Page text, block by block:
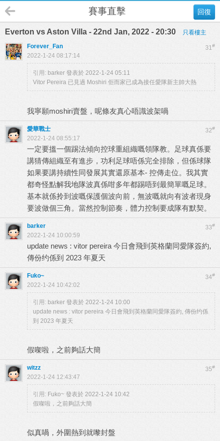
回復
賽事直擊
Everton vs Aston Villa - 22nd Jan, 2022 - 20:30 只看樓主
31#
Forever_Fan
2022-1-24 08:17:14
引用: barker 發表於 2022-1-24 05:11
Vitor Pereira 已見過 Moshiri 佢而家已成為接任愛隊新主帥大熱
我寧願moshiri賣盤，呢條友真心唔識波架喎
32#
愛華戰士
2022-1-24 08:55:17
一定要搵一個踢法傾向控球重組織嘅領隊教。足球真係要
講猜傳組織至有進步，功利足球唔係完全排除，但係球隊
如果要講持續性同發展其實還原基本- 控傳走位。我其實
都奇怪點解我地隊波真係咁多年都踢唔到最簡單嘅足球。
基本就係拎到波嘅保護個波向前，無波嘅就向有波者現身
要波做個三角。當然控制節奏，體力控制要成隊有默契。
33#
barker
2022-1-24 10:00:59
update news : vitor pereira 今日會飛到英格蘭同愛隊簽約,
傳份约係到 2023 年夏天
34#
Fuko~
2022-1-24 10:42:02
引用: barker 發表於 2022-1-24 10:00
update news : vitor pereira 今日會飛到英格蘭同愛隊簽約, 傳份约係
到 2023 年夏天
假㗎啦，之前夠話大簡
35#
witzz
2022-1-24 12:43:47
引用: Fuko~ 發表於 2022-1-24 10:42
假㗎啦，之前夠話大簡
似真喎，外圍熱到就嚟封盤